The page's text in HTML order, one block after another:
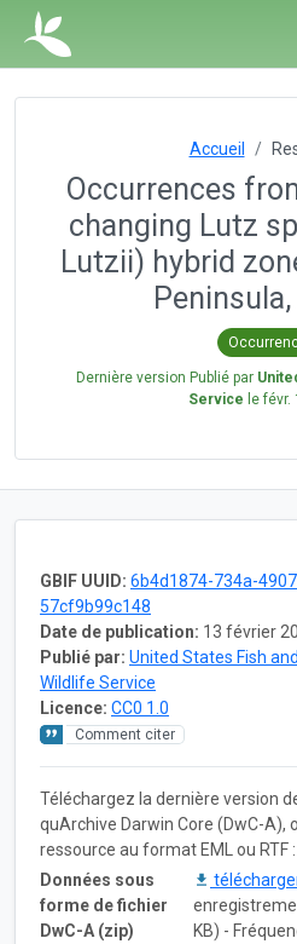
Accueil
Occurrences
changing Lutz
Lutzii) hybrid
Dernière version Publié par
Service lefévr.
GBIF UUID: 6b4d1874-734a-
57cf9b99c148
Date de publication: 13 février
Publié par: United States Fish and
Wildlife Service
Licence: CC0 1.0
Comment citer
Téléchargez la dernière version
quArchive Darwin Core (DwC-A),
ressource au format EML ou RTF :
Données sous
forme de fichier
DwC-A (zip)
KB) -